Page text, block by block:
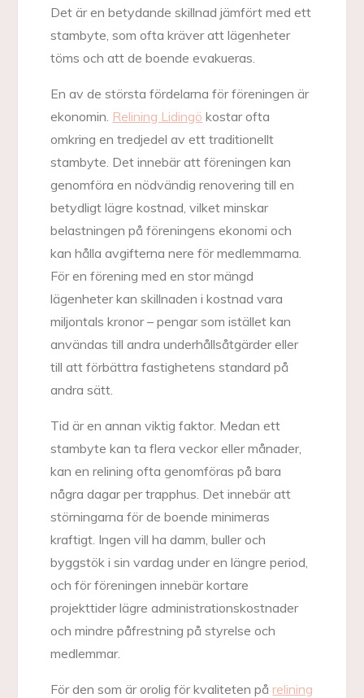
Det är en betydande skillnad jämfört med ett
stambyte, som ofta kräver att lägenheter
töms och att de boende evakueras.
En av de största fördelarna för föreningen är
ekonomin. Relining Lidingö kostar ofta
omkring en tredjedel av ett traditionellt
stambyte. Det innebär att föreningen kan
genomföra en nödvändig renovering till en
betydligt lägre kostnad, vilket minskar
belastningen på föreningens ekonomi och
kan hålla avgifterna nere för medlemmarna.
För en förening med en stor mängd
lägenheter kan skillnaden i kostnad vara
miljontals kronor – pengar som istället kan
användas till andra underhållsåtgärder eller
till att förbättra fastighetens standard på
andra sätt.
Tid är en annan viktig faktor. Medan ett
stambyte kan ta flera veckor eller månader,
kan en relining ofta genomföras på bara
några dagar per trapphus. Det innebär att
störningarna för de boende minimeras
kraftigt. Ingen vill ha damm, buller och
byggstök i sin vardag under en längre period,
och för föreningen innebär kortare
projekttider lägre administrationskostnader
och mindre påfrestning på styrelse och
medlemmar.
För den som är orolig för kvaliteten pårelining